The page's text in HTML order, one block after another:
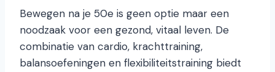
Bewegen na je 50e is geen optie maar een
noodzaak voor een gezond, vitaal leven. De
combinatie van cardio, krachttraining,
balansoefeningen en flexibiliteitstraining biedt